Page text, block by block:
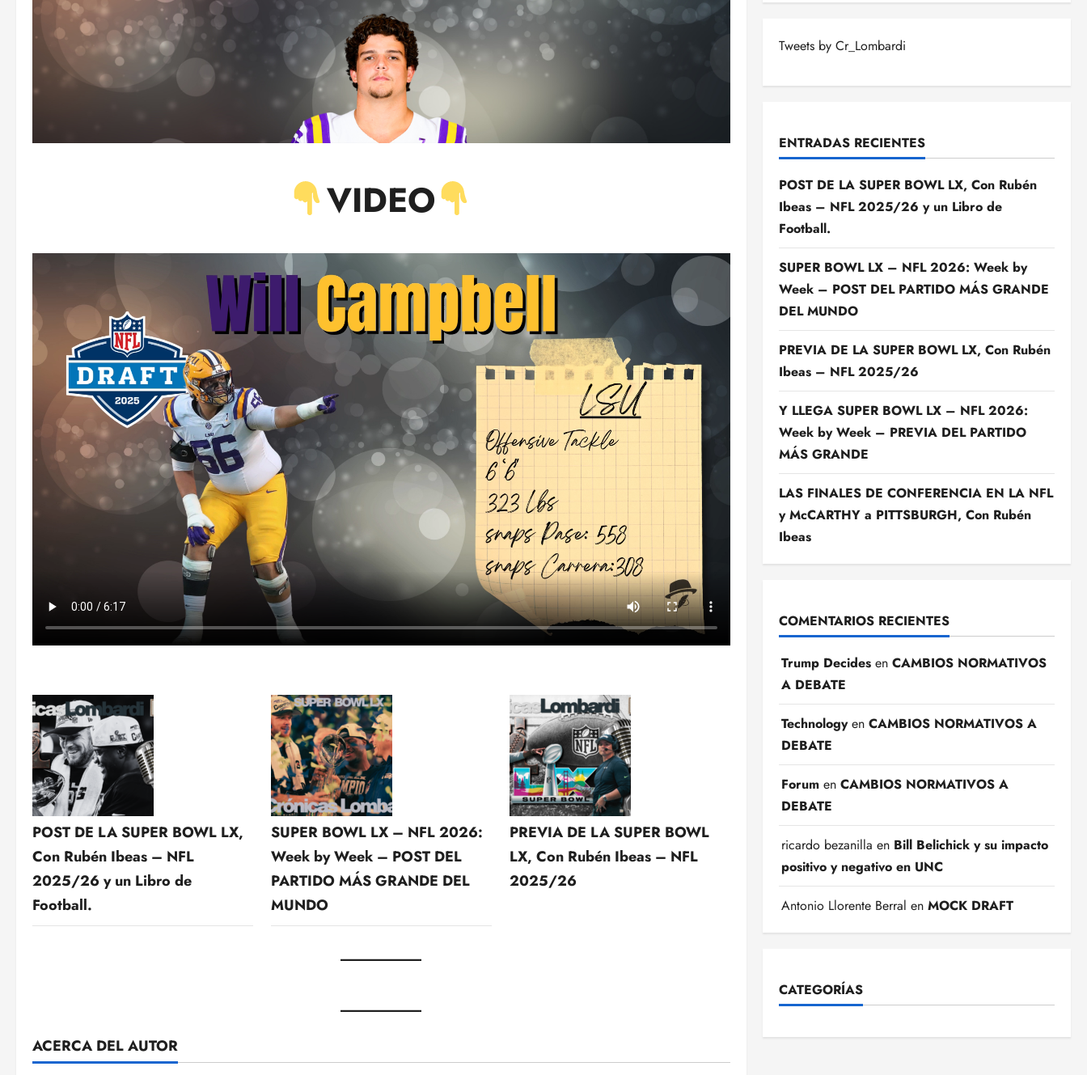
VIDEO
POST DE LA SUPER BOWL LX,
Con Rubén Ibeas – NFL
2025/26 y un Libro de
Football.
SUPER BOWL LX – NFL 2026:
Week by Week – POST DEL
PARTIDO MÁS GRANDE DEL
MUNDO
PREVIA DE LA SUPER BOWL
LX, Con Rubén Ibeas – NFL
2025/26
ACERCA DEL AUTOR
Tweets by Cr_Lombardi
ENTRADAS RECIENTES
POST DE LA SUPER BOWL LX, Con Rubén
Ibeas – NFL 2025/26 y un Libro de
Football.
SUPER BOWL LX – NFL 2026: Week by
Week – POST DEL PARTIDO MÁS GRANDE
DEL MUNDO
PREVIA DE LA SUPER BOWL LX, Con Rubén
Ibeas – NFL 2025/26
Y LLEGA SUPER BOWL LX – NFL 2026:
Week by Week – PREVIA DEL PARTIDO
MÁS GRANDE
LAS FINALES DE CONFERENCIA EN LA NFL
y McCARTHY a PITTSBURGH, Con Rubén
Ibeas
COMENTARIOS RECIENTES
Trump Decidesen CAMBIOS NORMATIVOS
A DEBATE
Technologyen CAMBIOS NORMATIVOS A
DEBATE
Forumen CAMBIOS NORMATIVOS A
DEBATE
ricardo bezanilla en Bill Belichick y su impacto
positivo y negativo en UNC
Antonio Llorente Berral en MOCK DRAFT
CATEGORÍAS